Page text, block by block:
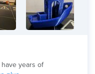
years of